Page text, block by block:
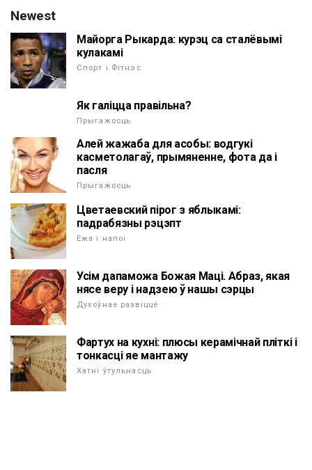
Newest
Майорга Рыкарда: курэц са сталёвымі
кулакамі
Спорт і Фітнэс
Як галіцца правільна?
Прыгажосць
Алей жажаба для асобы: водгукі
касметолагаў, прымяненне, фота да і
пасля
Прыгажосць
Цветаевский пірог з яблыкамі:
падрабязны рэцэпт
Ежа і напоі
Усім дапаможа Божая Маці. Абраз, якая
нясе веру і надзею ў нашы сэрцы
Духоўнае развіццё
Фартух на кухні: плюсы керамічнай пліткі і
тонкасці яе мантажу
Хатні ўтульнасць